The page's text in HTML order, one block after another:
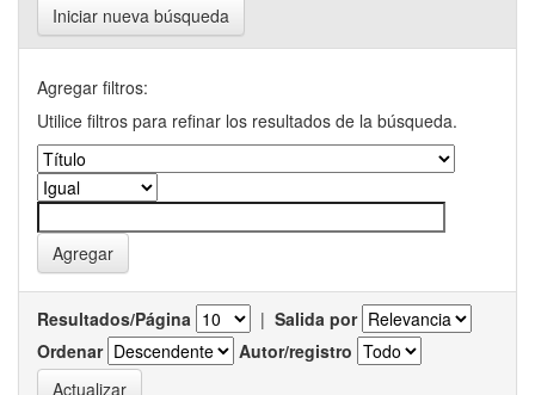
Iniciar nueva búsqueda
Agregar filtros:
Utilice filtros para refinar los resultados de la búsqueda.
Resultados/Página | Salida por
Ordenar
Autor/registro